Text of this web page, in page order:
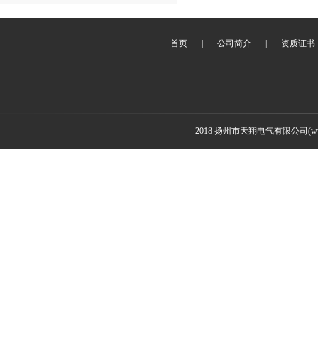
首页 公司简介 资质证书
2018 扬州市天翔电气有限公司